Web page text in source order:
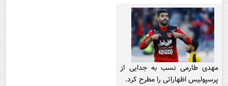
مهدی طارمی نسب به جدایی از
پرسپولیس اظهاراتی را مطرح کرد.